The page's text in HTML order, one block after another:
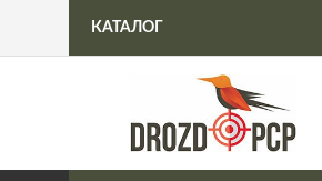
Интернет-магазин
КАТАЛОГ